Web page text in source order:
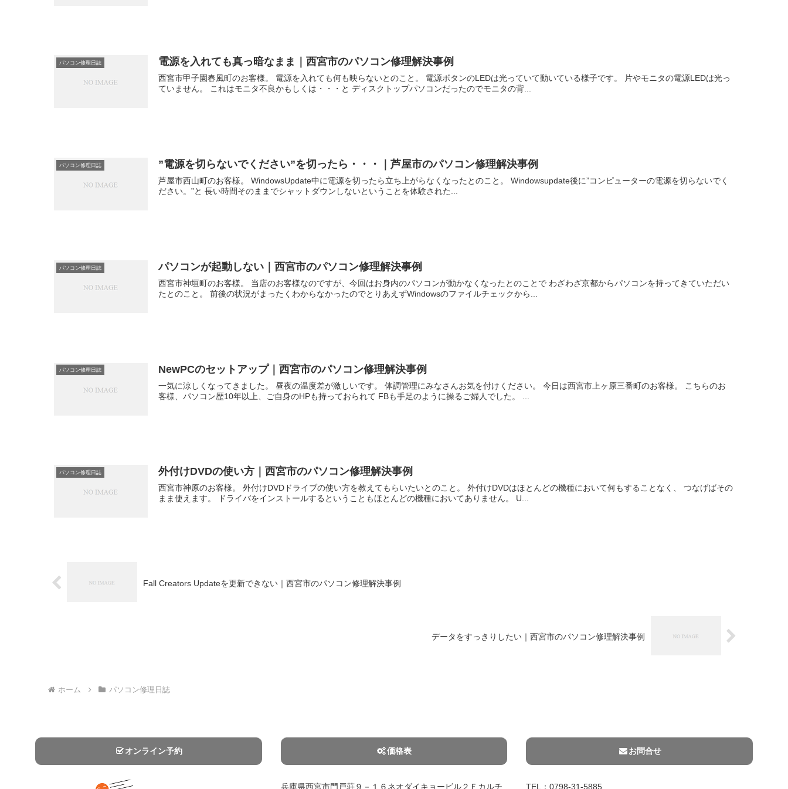
パソコン修理日誌 電源を入れても真っ暗なまま｜西宮市のパソコン修理解決事例
西宮市甲子園春風町のお客様。 電源を入れても何も映らないとのこと。 電源ボタンのLEDは光っていて動いている様子です。 片やモニタの電源LEDは光っ
ていません。 これはモニタ不良かもしくは・・・と ディスクトップパソコンだったのでモニタの背...
パソコン修理日誌 ”電源を切らないでください”を切ったら・・・｜芦屋市のパソコン修理解決事例
芦屋市西山町のお客様。 WindowsUpdate中に電源を切ったら立ち上がらなくなったとのこと。 Windowsupdate後に”コンピューターの電源を切らないでく
ださい。”と 長い時間そのままでシャットダウンしないということを体験された...
パソコン修理日誌 パソコンが起動しない｜西宮市のパソコン修理解決事例
西宮市神垣町のお客様。 当店のお客様なのですが、今回はお身内のパソコンが動かなくなったとのことで わざわざ京都からパソコンを持ってきていただい
たとのこと。 前後の状況がまったくわからなかったのでとりあえずWindowsのファイルチェックから...
パソコン修理日誌 NewPCのセットアップ｜西宮市のパソコン修理解決事例
一気に涼しくなってきました。 昼夜の温度差が激しいです。 体調管理にみなさんお気を付けください。 今日は西宮市上ヶ原三番町のお客様。 こちらのお
客様、パソコン歴10年以上、ご自身のHPも持っておられて FBも手足のように操るご婦人でした。 ...
パソコン修理日誌 外付けDVDの使い方｜西宮市のパソコン修理解決事例
西宮市神原のお客様。 外付けDVDドライブの使い方を教えてもらいたいとのこと。 外付けDVDはほとんどの機種において何もすることなく、 つなげばその
まま使えます。 ドライバをインストールするということもほとんどの機種においてありません。 U...
Fall Creators Updateを更新できない｜西宮市のパソコン修理解決事例
データをすっきりしたい｜西宮市のパソコン修理解決事例
ホーム パソコン修理日誌
オンライン予約 価格表
兵庫県西宮市門戸荘９－１６ネオダイキョービル２Ｆカルチ
お問合せ
TEL：0798-31-5885